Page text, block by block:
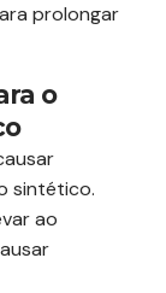
prolongar
o
sintético.
ao